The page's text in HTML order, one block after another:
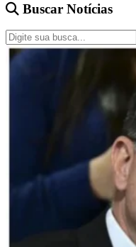
Buscar Notícias